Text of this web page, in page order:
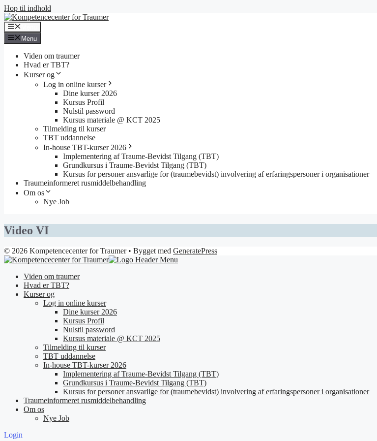
Hop til indhold
Menu
Viden om traumer
Hvad er TBT?
Kurser og
Log in online kurser
Dine kurser 2026
Kursus Profil
Nulstil password
Kursus materiale @ KCT 2025
Tilmelding til kurser
TBT uddannelse
In-house TBT-kurser 2026
Implementering af Traume-Bevidst Tilgang (TBT)
Grundkursus i Traume-Bevidst Tilgang (TBT)
Kursus for personer ansvarlige for (traumebevidst) involvering af erfaringspersoner i organisationer
Traumeinformeret rusmiddelbehandling
Om os
Nye Job
Video VI
© 2026 Kompetencecenter for Traumer• Bygget med GeneratePress
Viden om traumer
Hvad er TBT?
Kurser og
Log in online kurser
Dine kurser 2026
Kursus Profil
Nulstil password
Kursus materiale @ KCT 2025
Tilmelding til kurser
TBT uddannelse
In-house TBT-kurser 2026
Implementering af Traume-Bevidst Tilgang (TBT)
Grundkursus i Traume-Bevidst Tilgang (TBT)
Kursus for personer ansvarlige for (traumebevidst) involvering af erfaringspersoner i organisationer
Traumeinformeret rusmiddelbehandling
Om os
Nye Job
Login